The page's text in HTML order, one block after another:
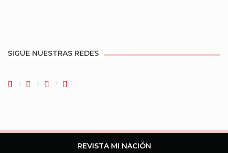
SIGUE NUESTRAS REDES
REVISTA MI NACIÓN